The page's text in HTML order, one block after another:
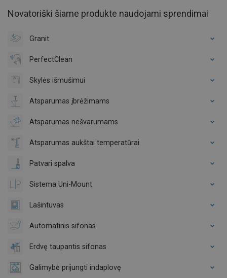
Novatoriški šiame produkte naudojami sprendimai
Granit
PerfectClean
Skylės išmušimui
Atsparumas įbrėžimams
Atsparumas nešvarumams
Atsparumas aukštai temperatūrai
Patvari spalva
Sistema Uni-Mount
Lašintuvas
Automatinis sifonas
Erdvę taupantis sifonas
Galimybė prijungti indaplovę